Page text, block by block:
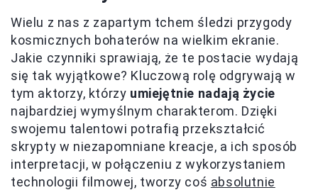
Wielu z nas z zapartym tchem śledzi przygody
kosmicznych bohaterów na wielkim ekranie.
Jakie czynniki sprawiają, że te postacie wydają
się tak wyjątkowe? Kluczową rolę odgrywają w
tym aktorzy, którzy umiejętnie nadają życie
najbardziej wymyślnym charakterom. Dzięki
swojemu talentowi potrafią przekształcić
skrypty w niezapomniane kreacje, a ich sposób
interpretacji, w połączeniu z wykorzystaniem
technologii filmowej, tworzy coś absolutnie